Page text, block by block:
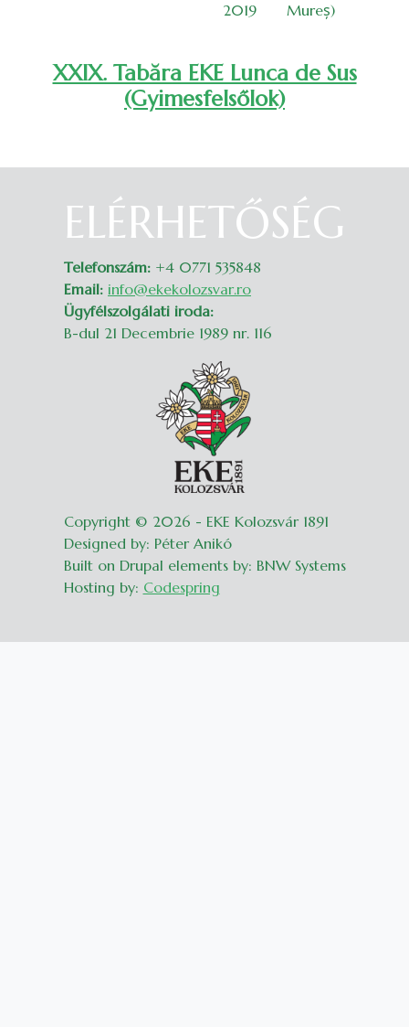
2019
Mureș)
XXIX. Tabăra EKE Lunca de Sus
(Gyimesfelsőlok)
ELÉRHETŐSÉG
Telefonszám: +4 0771 535848
Email: info@ekekolozsvar.ro
Ügyfélszolgálati iroda:
B-dul 21 Decembrie 1989 nr. 116
Copyright © 2026 - EKE Kolozsvár 1891
Designed by: Péter Anikó
Built on Drupal elements by: BNW Systems
Hosting by: Codespring